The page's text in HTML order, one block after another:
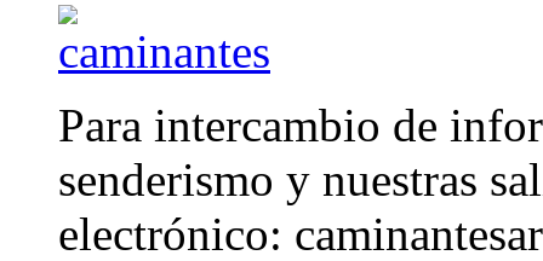
Para intercambio de
senderismo y nuestras
electrónico: